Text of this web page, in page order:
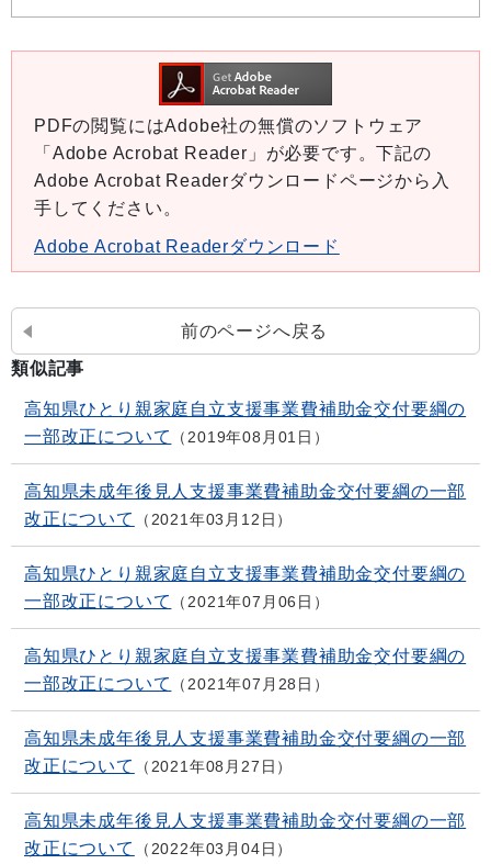
PDFの閲覧にはAdobe社の無償のソフトウェア
「Adobe Acrobat Reader」が必要です。下記の
Adobe Acrobat Readerダウンロードページから入
手してください。
Adobe Acrobat Readerダウンロード
前のページへ戻る
類似記事
高知県ひとり親家庭自立支援事業費補助金交付要綱の
一部改正について
2019年08月01日
高知県未成年後見人支援事業費補助金交付要綱の一部
改正について
2021年03月12日
高知県ひとり親家庭自立支援事業費補助金交付要綱の
一部改正について
2021年07月06日
高知県ひとり親家庭自立支援事業費補助金交付要綱の
一部改正について
2021年07月28日
高知県未成年後見人支援事業費補助金交付要綱の一部
改正について
2021年08月27日
高知県未成年後見人支援事業費補助金交付要綱の一部
改正について
2022年03月04日